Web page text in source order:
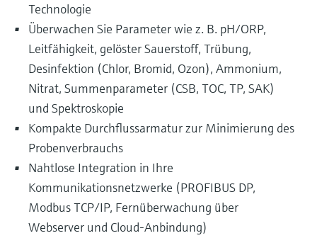
Technologie
Überwachen Sie Parameter wie z. B. pH/ORP,
Leitfähigkeit, gelöster Sauerstoff, Trübung,
Desinfektion (Chlor, Bromid, Ozon), Ammonium,
Nitrat, Summenparameter (CSB, TOC, TP, SAK)
und Spektroskopie
Kompakte Durchflussarmatur zur Minimierung des
Probenverbrauchs
Nahtlose Integration in Ihre
Kommunikationsnetzwerke (PROFIBUS DP,
Modbus TCP/IP, Fernüberwachung über
Webserver und Cloud-Anbindung)